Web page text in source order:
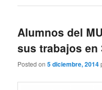
Alumnos del
sus trabajos en
Posted on5 diciembre, 2014